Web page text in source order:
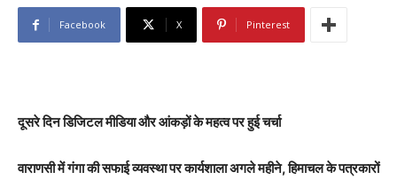
Facebook X Pinterest
दूसरे दिन डिजिटल मीडिया और आंकड़ों के महत्व पर हुई चर्चा
वाराणसी में गंगा की सफाई व्यवस्था पर कार्यशाला अगले महीने, हिमाचल के पत्रकारों